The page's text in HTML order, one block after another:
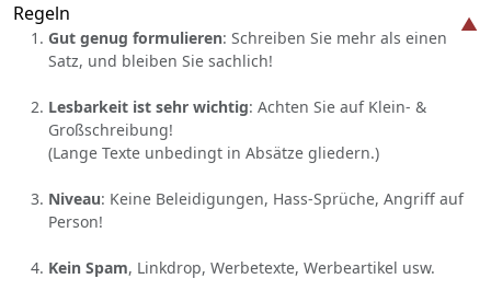
Regeln
Gut genug formulieren: Schreiben Sie mehr als einen
Satz, und bleiben Sie sachlich!
Lesbarkeit ist sehr wichtig: Achten Sie auf Klein- &
Großschreibung!
(Lange Texte unbedingt in Absätze gliedern.)
Niveau: Keine Beleidigungen, Hass-Sprüche, Angriff auf
Person!
Kein Spam, Linkdrop, Werbetexte, Werbeartikel usw.